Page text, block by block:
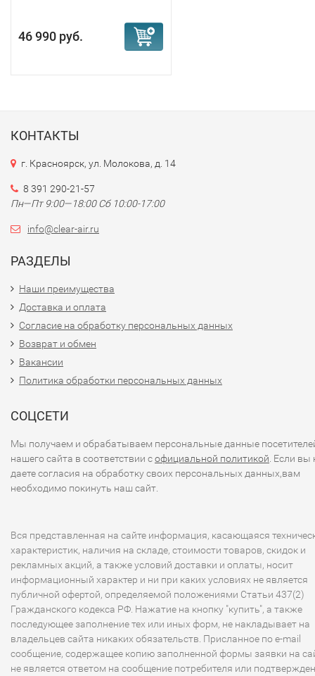
46 990 руб.
КОНТАКТЫ
г. Красноярск, ул. Молокова, д. 14
8 391 290-21-57
Пн—Пт 9:00—18:00 Сб 10:00-17:00
info@clear-air.ru
РАЗДЕЛЫ
Наши преимущества
Доставка и оплата
Согласие на обработку персональных данных
Возврат и обмен
Вакансии
Политика обработки персональных данных
СОЦСЕТИ
Мы получаем и обрабатываем персональные данные
нашего сайта в соответствии софициальной политикой . Если вы
даете согласия на обработку своих персональных данных,вам
необходимо покинуть наш сайт.
Вся представленная на сайте информация, касающаяся
характеристик, наличия на складе, стоимости товаров, скидок и
рекламных акций, а также условий доставки и оплаты, носит
информационный характер и ни при каких условиях не является
публичной офертой, определяемой положениями Статьи 437(2)
Гражданского кодекса РФ. Нажатие на кнопку "купить", а также
последующее заполнение тех или иных форм, не накладывает на
владельцев сайта никаких обязательств. Присланное по e-mail
сообщение, содержащее копию заполненной формы заявки на
не является ответом на сообщение потребителя или